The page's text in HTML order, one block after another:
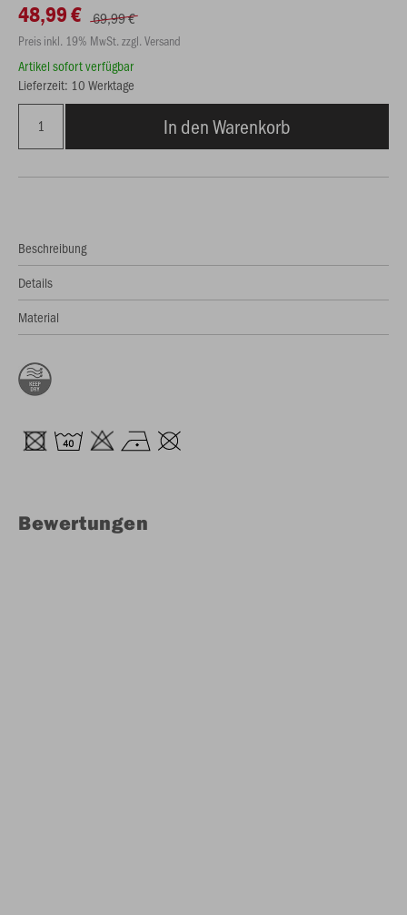
48,99 € 69,99 €
Preis inkl. 19% MwSt. zzgl. Versand
Artikel sofort verfügbar
Lieferzeit: 10 Werktage
In den Warenkorb
Beschreibung
Details
Material
Bewertungen